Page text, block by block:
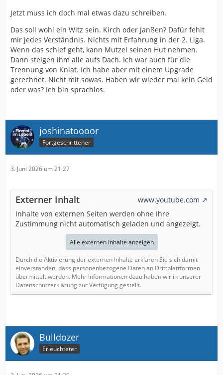
Jetzt muss ich doch mal etwas dazu schreiben.
Das soll wohl ein Witz sein. Kirch oder Janßen? Dafür fehlt
mir jedes Verständnis. Nichts mit Erfahrung in der 2. Liga.
Wenn das schief geht, kann Mutzel seinen Hut nehmen.
Dann steigen ihm alle aufs Dach. Ich war auch für die
Trennung von Kniat. Ich habe aber mit einem Upgrade
gerechnet. Nicht mit sowas. Haben wir wieder mal kein Geld
oder was? Ich bin sprachlos.
joshinatoooor
Fortgeschrittener
3. Juni 2026 um 21:27
Externer Inhalt
www.youtube.com
Inhalte von externen Seiten werden ohne Ihre
Zustimmung nicht automatisch geladen und angezeigt.
Alle externen Inhalte anzeigen
Durch die Aktivierung der externen Inhalte erklären Sie sich damit
einverstanden, dass personenbezogene Daten an Drittplattformen
übermittelt werden. Mehr Informationen dazu haben wir in unserer
Datenschutzerklärung zur Verfügung gestellt.
Bulldozer
Erleuchteter